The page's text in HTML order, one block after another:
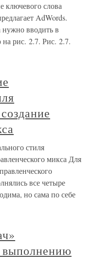
ключевого слова
AdWords.
нужно вводить в
на рис. 2.7. Рис. 2.7.
стиля
микса Для
все четыре
но сама по себе
выполнению